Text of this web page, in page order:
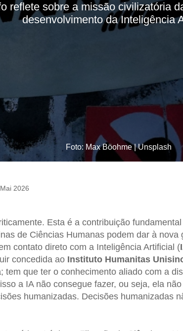
reflete sobre a missão civilizatória
desenvolvimento da Inteligência
Foto: Max Böohme | Unsplash
2026
Esta é a contribuição
de Ciências Humanas podem dar à nova
contato direto com a Inteligência Artificial (
concedida aoInstituto Humanitas
tem que ter o conhecimento aliado com a
a IA não consegue fazer, ou seja, ela
humanizadas. Decisões humanizadas